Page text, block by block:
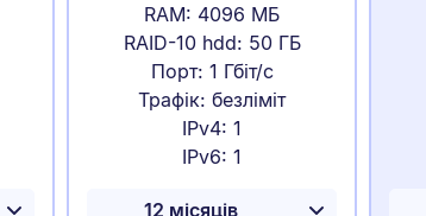
RAM: 4096 МБ
RAID-10 hdd: 50 ГБ
Порт: 1 Гбіт/с
Трафік: безліміт
IPv4: 1
IPv6: 1